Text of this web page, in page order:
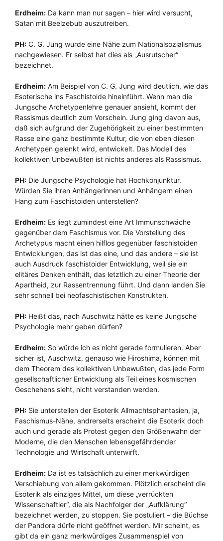
Erdheim: Da kann man nur sagen – hier wird versucht,
Satan mit Beelzebub auszutreiben.
PH: C. G. Jung wurde eine Nähe zum Nationalsozialismus
nachgewiesen. Er selbst hat dies als „Ausrutscher“
bezeichnet.
Erdheim: Am Beispiel von C. G. Jung wird deutlich, wie das
Esoterische ins Faschistoide hineinführt. Wenn man die
Jungsche Archetypenlehre genauer ansieht, kommt der
Rassismus deutlich zum Vorschein. Jung ging davon aus,
daß sich aufgrund der Zugehörigkeit zu einer bestimmten
Rasse eine ganz bestimmte Kultur, die von eben diesen
Archetypen gelenkt wird, entwickelt. Das Modell des
kollektiven Unbewußten ist nichts anderes als Rassismus.
PH: Die Jungsche Psychologie hat Hochkonjunktur.
Würden Sie ihren Anhängerinnen und Anhängern einen
Hang zum Faschistoiden unterstellen?
Erdheim: Es liegt zumindest eine Art Immunschwäche
gegenüber dem Faschismus vor. Die Vorstellung des
Archetypus macht einen hilflos gegenüber faschistoiden
Entwicklungen, das ist das eine, und das andere – sie ist
auch Ausdruck faschistoider Entwicklung, weil sie ein
elitäres Denken enthält, das letztlich zu einer Theorie der
Apartheid, zur Rassentrennung führt. Und dann landen Sie
sehr schnell bei neofaschistischen Konstrukten.
PH: Heißt das, nach Auschwitz hätte es keine Jungsche
Psychologie mehr geben dürfen?
Erdheim: So würde ich es nicht gerade formulieren. Aber
sicher ist, Auschwitz, genauso wie Hiroshima, können mit
dem Theorem des kollektiven Unbewußten, das jede Form
gesellschaftlicher Entwicklung als Teil eines kosmischen
Geschehens sieht, nicht verstanden werden.
PH: Sie unterstellen der Esoterik Allmachtsphantasien, ja,
Faschismus-Nähe, andrerseits erscheint die Esoterik doch
auch und gerade als Protest gegen den Größenwahn der
Moderne, die den Menschen lebensgefährdender
Technologie und Wirtschaft unterwirft.
Erdheim: Da ist es tatsächlich zu einer merkwürdigen
Verschiebung von allem gekommen. Plötzlich erscheint die
Esoterik als einziges Mittel, um diese „verrückten
Wissenschaftler“, die als Nachfolger der „Aufklärung“
bezeichnet werden, zu stoppen. Sie postuliert – die Büchse
der Pandora dürfe nicht geöffnet werden. Mir scheint, es
gibt da ein ganz merkwürdiges Zusammenspiel von